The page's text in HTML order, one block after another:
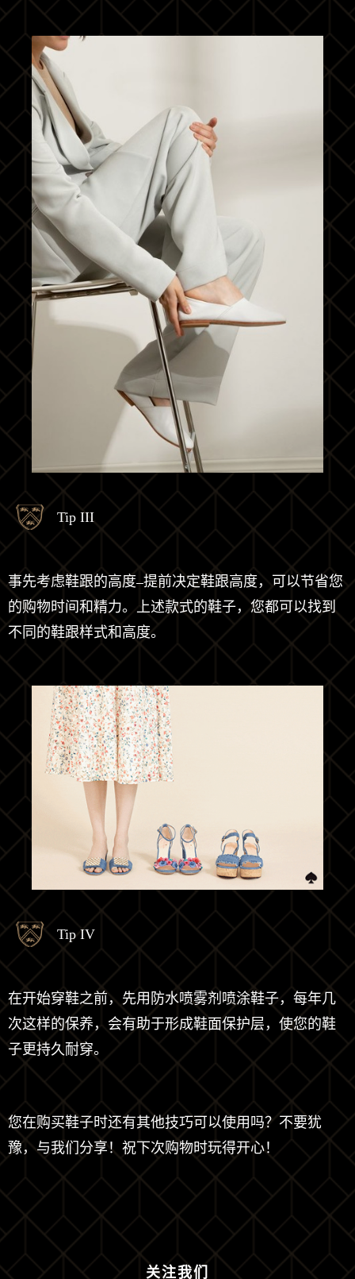
Tip III
事先考虑鞋跟的高度–提前决定鞋跟高度，可以节省您
的购物时间和精力。上述款式的鞋子，您都可以找到
不同的鞋跟样式和高度。
Tip IV
在开始穿鞋之前，先用防水喷雾剂喷涂鞋子，每年几
次这样的保养，会有助于形成鞋面保护层，使您的鞋
子更持久耐穿。
您在购买鞋子时还有其他技巧可以使用吗？不要犹
豫，与我们分享！祝下次购物时玩得开心！
关注我们